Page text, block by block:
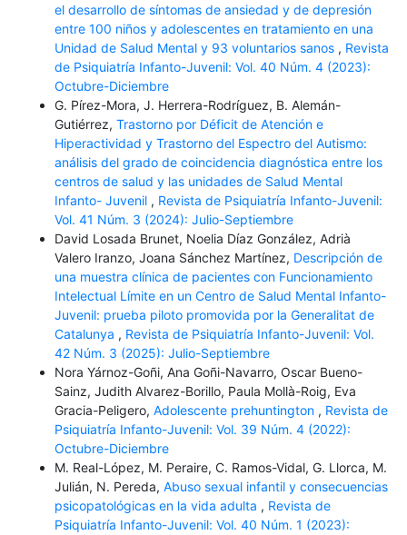
el desarrollo de síntomas de ansiedad y de depresión
entre 100 niños y adolescentes en tratamiento en una
Unidad de Salud Mental y 93 voluntarios sanos , Revista
de Psiquiatría Infanto-Juvenil: Vol. 40 Núm. 4 (2023):
Octubre-Diciembre
G. Pírez-Mora, J. Herrera-Rodríguez, B. Alemán-
Gutiérrez, Trastorno por Déficit de Atención e
Hiperactividad y Trastorno del Espectro del Autismo:
análisis del grado de coincidencia diagnóstica entre los
centros de salud y las unidades de Salud Mental
Infanto- Juvenil , Revista de Psiquiatría Infanto-Juvenil:
Vol. 41 Núm. 3 (2024): Julio-Septiembre
David Losada Brunet, Noelia Díaz González, Adrià
Valero Iranzo, Joana Sánchez Martínez, Descripción de
una muestra clínica de pacientes con Funcionamiento
Intelectual Límite en un Centro de Salud Mental Infanto-
Juvenil: prueba piloto promovida por la Generalitat de
Catalunya , Revista de Psiquiatría Infanto-Juvenil: Vol.
42 Núm. 3 (2025): Julio-Septiembre
Nora Yárnoz-Goñi, Ana Goñi-Navarro, Oscar Bueno-
Sainz, Judith Alvarez-Borillo, Paula Mollà-Roig, Eva
Gracia-Peligero, Adolescente prehuntington , Revista de
Psiquiatría Infanto-Juvenil: Vol. 39 Núm. 4 (2022):
Octubre-Diciembre
M. Real-López, M. Peraire, C. Ramos-Vidal, G. Llorca, M.
Julián, N. Pereda, Abuso sexual infantil y consecuencias
psicopatológicas en la vida adulta , Revista de
Psiquiatría Infanto-Juvenil: Vol. 40 Núm. 1 (2023):